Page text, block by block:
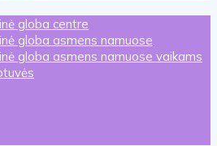
globa centre
globa asmens namuose
globa asmens namuose vaikams